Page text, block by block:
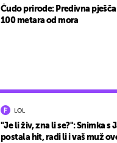
LOL
"Je li živ, zna li se?": Snimka s
postala hit, radi li i vaš muž
Čudo prirode: Predivna
100 metara od mora